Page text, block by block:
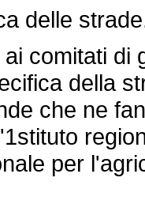
delle
comitati di
della
che ne
per